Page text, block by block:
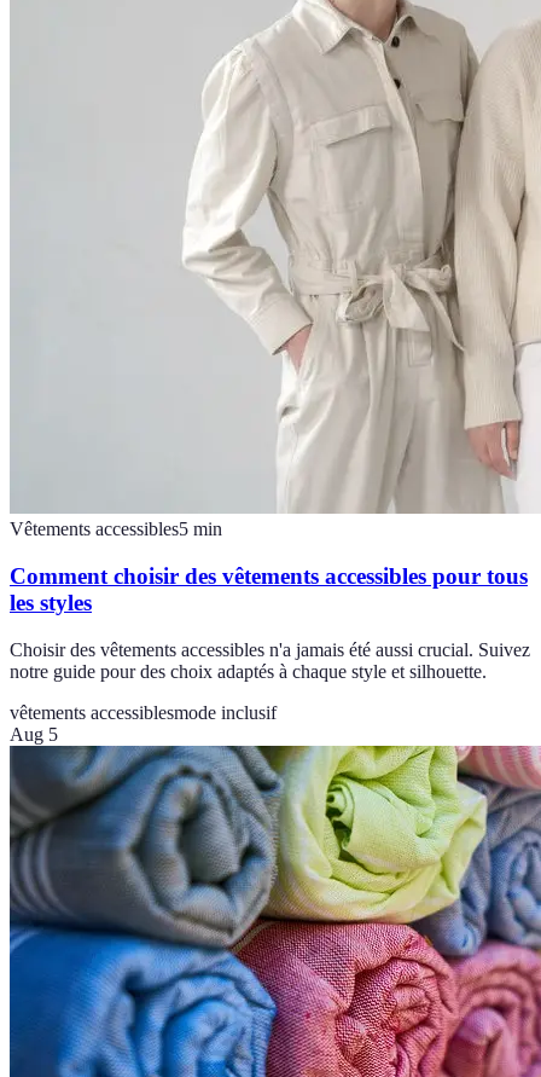
Vêtements accessibles5 min
Comment choisir des vêtements accessibles pour tous
les styles
Choisir des vêtements accessibles n'a jamais été aussi crucial. Suivez
notre guide pour des choix adaptés à chaque style et silhouette.
vêtements accessiblesmode inclusif
Aug 5